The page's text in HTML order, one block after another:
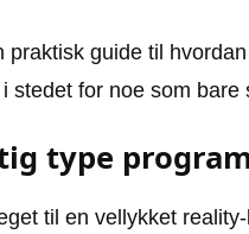
praktisk guide til
stedet for noe som
type
til en vellykket